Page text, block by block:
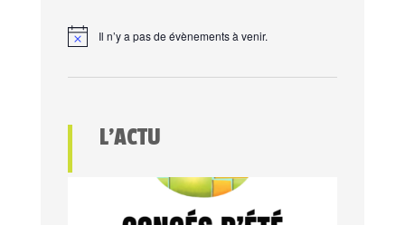
Il n’y a pas de évènements à venir.
L’ACTU